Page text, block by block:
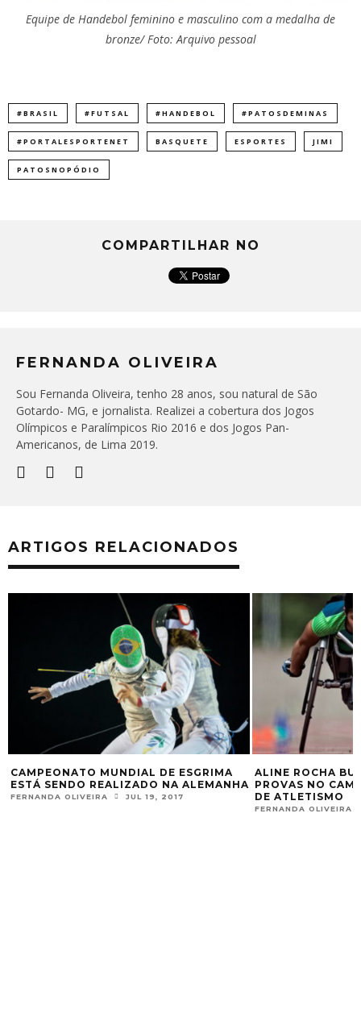
Equipe de Handebol feminino e masculino com a medalha de
bronze/ Foto: Arquivo pessoal
#BRASIL #FUTSAL #HANDEBOL #PATOSDEMINAS
#PORTALESPORTENET BASQUETE ESPORTES JIMI
PATOSNOPÓDIO
COMPARTILHAR NO
FERNANDA OLIVEIRA
Sou Fernanda Oliveira, tenho 28 anos, sou natural de São
Gotardo- MG, e jornalista. Realizei a cobertura dos Jogos
Olímpicos e Paralímpicos Rio 2016 e dos Jogos Pan-
Americanos, de Lima 2019.
ARTIGOS RELACIONADOS
ALINE ROCHA BUSCA TÍTULO EM 3
PROVAS NO CAMPEONATO BRASILEIRO
DE ATLETISMO
TALLES
BRASILEIRO
ALTURA
FERNANDA